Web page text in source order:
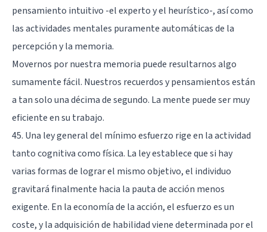
pensamiento intuitivo -el experto y el heurístico-, así como
las actividades mentales puramente automáticas de la
percepción y la memoria.
Movernos por nuestra memoria puede resultarnos algo
sumamente fácil. Nuestros recuerdos y pensamientos están
a tan solo una décima de segundo. La mente puede ser muy
eficiente en su trabajo.
45. Una ley general del mínimo esfuerzo rige en la actividad
tanto cognitiva como física. La ley establece que si hay
varias formas de lograr el mismo objetivo, el individuo
gravitará finalmente hacia la pauta de acción menos
exigente. En la economía de la acción, el esfuerzo es un
coste, y la adquisición de habilidad viene determinada por el